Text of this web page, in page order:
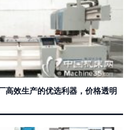
高效生产的优选利器，价格透明